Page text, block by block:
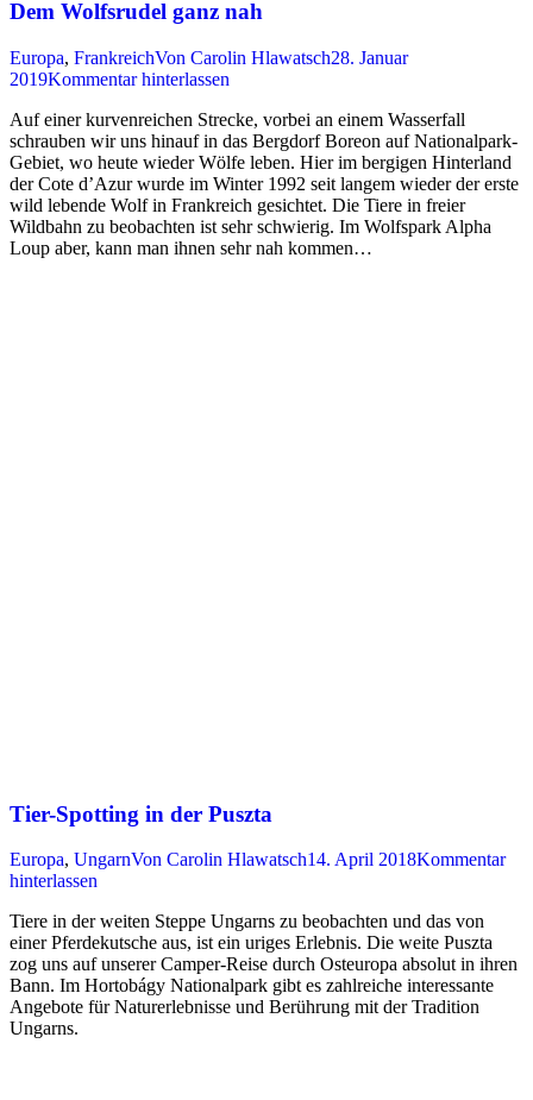
Dem Wolfsrudel ganz nah
Europa, FrankreichVon Carolin Hlawatsch28. Januar
2019Kommentar hinterlassen
Auf einer kurvenreichen Strecke, vorbei an einem Wasserfall
schrauben wir uns hinauf in das Bergdorf Boreon auf Nationalpark-
Gebiet, wo heute wieder Wölfe leben. Hier im bergigen Hinterland
der Cote d’Azur wurde im Winter 1992 seit langem wieder der erste
wild lebende Wolf in Frankreich gesichtet. Die Tiere in freier
Wildbahn zu beobachten ist sehr schwierig. Im Wolfspark Alpha
Loup aber, kann man ihnen sehr nah kommen…
Tier-Spotting in der Puszta
Europa, UngarnVon Carolin Hlawatsch14. April 2018Kommentar
hinterlassen
Tiere in der weiten Steppe Ungarns zu beobachten und das von
einer Pferdekutsche aus, ist ein uriges Erlebnis. Die weite Puszta
zog uns auf unserer Camper-Reise durch Osteuropa absolut in ihren
Bann. Im Hortobágy Nationalpark gibt es zahlreiche interessante
Angebote für Naturerlebnisse und Berührung mit der Tradition
Ungarns.